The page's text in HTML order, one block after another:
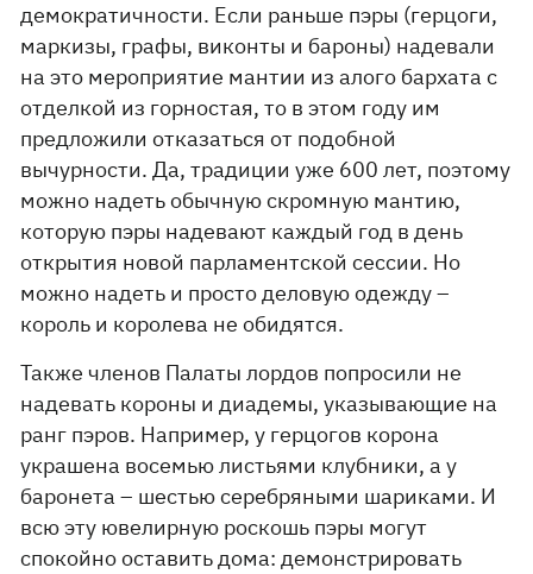
демократичности. Если раньше пэры (герцоги,
маркизы, графы, виконты и бароны) надевали
на это мероприятие мантии из алого бархата с
отделкой из горностая, то в этом году им
предложили отказаться от подобной
вычурности. Да, традиции уже 600 лет, поэтому
можно надеть обычную скромную мантию,
которую пэры надевают каждый год в день
открытия новой парламентской сессии. Но
можно надеть и просто деловую одежду –
король и королева не обидятся.
Также членов Палаты лордов попросили не
надевать короны и диадемы, указывающие на
ранг пэров. Например, у герцогов корона
украшена восемью листьями клубники, а у
баронета – шестью серебряными шариками. И
всю эту ювелирную роскошь пэры могут
спокойно оставить дома: демонстрировать